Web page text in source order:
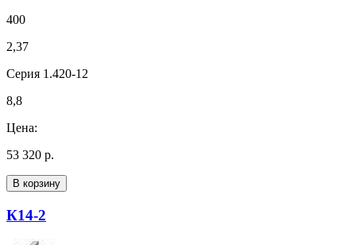
400
2,37
Серия 1.420-12
8,8
Цена:
53 320 р.
В корзину
К14-2